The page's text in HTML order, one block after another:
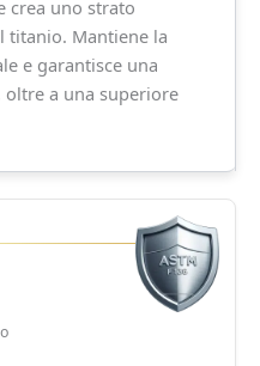
crea uno strato
titanio. Mantiene la
e garantisce una
a una superiore